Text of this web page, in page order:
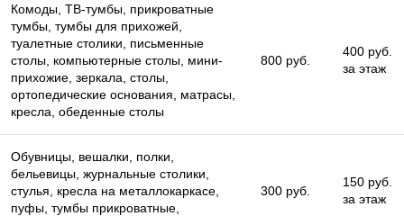
Комоды, ТВ-тумбы, прикроватные
тумбы, тумбы для прихожей,
туалетные столики, письменные
столы, компьютерные столы, мини-
прихожие, зеркала, столы,
ортопедические основания, матрасы,
кресла, обеденные столы
800 руб.
400 руб.
за этаж
Обувницы, вешалки, полки,
бельевицы, журнальные столики,
стулья, кресла на металлокаркасе,
пуфы, тумбы прикроватные,
300 руб.
150 руб.
за этаж